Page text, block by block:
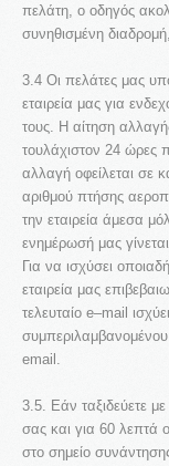
πελάτη, ο οδηγός
συνηθισμένη
3.4 Οι πελάτες μας
εταιρεία μας για
τους. Η αίτηση
τουλάχιστον 24 ώρες
αλλαγή οφείλεται
αριθμού πτήσης
την εταιρεία άμεσα
ενημέρωσή μας
Για να ισχύσει
εταιρεία μας
τελευταίο e–mail
συμπεριλαμβανομένου
email.
3.5. Εάν ταξιδεύετε
σας και για 60 λεπτά
στο σημείο